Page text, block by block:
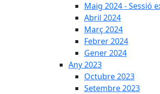
Maig 2024 - Sessió
Abril 2024
Març 2024
Febrer 2024
Gener 2024
Any 2023
Octubre 2023
Setembre 2023